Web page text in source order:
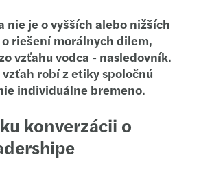
nie je o vyšších alebo nižších
riešení morálnych dilem,
vzťahu vodca - nasledovník.
robí z etiky spoločnú
individuálne bremeno.
konverzácii o